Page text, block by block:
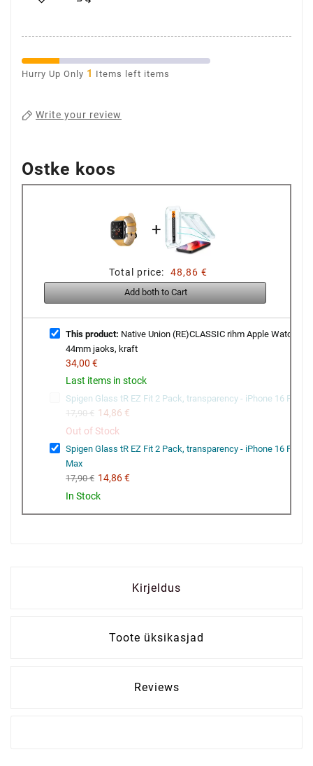
Hurry Up Only 1 Items left items
Write your review
Ostke koos
+
Total price: 48,86 €
Add both to Cart
This product: Native Union (RE)CLASSIC rihm Apple Watch
44mm jaoks, kraft
34,00 €
Last items in stock
Spigen Glass tR EZ Fit 2 Pack, transparency - iPhone 16 Pro
17,90 € 14,86 €
Out of Stock
Spigen Glass tR EZ Fit 2 Pack, transparency - iPhone 16 Pro
Max
17,90 € 14,86 €
In Stock
Kirjeldus
Toote üksikasjad
Reviews